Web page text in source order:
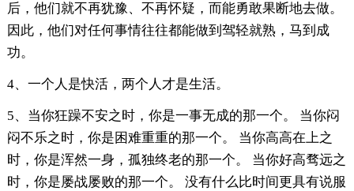
后，他们就不再犹豫、不再怀疑，而能勇敢果断地去做。
因此，他们对任何事情往往都能做到驾轻就熟，马到成
功。
4、一个人是快活，两个人才是生活。
5、当你狂躁不安之时，你是一事无成的那一个。 当你闷
闷不乐之时，你是困难重重的那一个。 当你高高在上之
时，你是浑然一身，孤独终老的那一个。 当你好高骛远之
时，你是屡战屡败的那一个。 没有什么比时间更具有说服